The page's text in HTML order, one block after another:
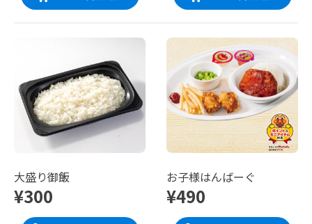
大盛り御飯
¥300
お子様はんばーぐ
¥490